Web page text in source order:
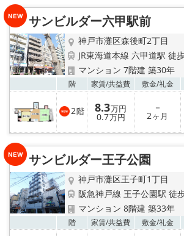
サンビルダー六甲駅前
神戸市灘区森後町2丁目
JR東海道本線 六甲道駅 徒
マンション 7階建 築30年
階 家賃/共益費 敷金/礼金
2階 8.3万円
0.7万円
－
2ヶ月
サンビルダー王子公園
神戸市灘区王子町1丁目
阪急神戸線 王子公園駅 徒
マンション 8階建 築33年
階 家賃/共益費 敷金/礼金